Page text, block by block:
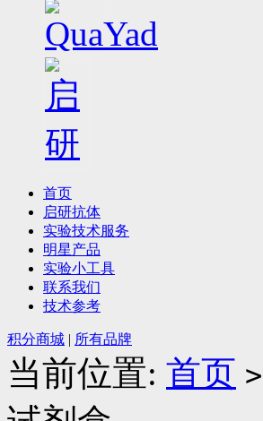
首页
启研抗体
实验技术服务
明星产品
实验小工具
联系我们
技术参考
积分商城 | 所有品牌
当前位置: 首页 >